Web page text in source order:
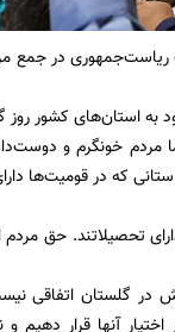
ریاست‌جمهوری در جمع
استان‌های کشور
خونگرم و
که در قومیت‌ها دارای
تحصیلاتند. حق
در گلستان اتفاقی
آنها قرار دهیم